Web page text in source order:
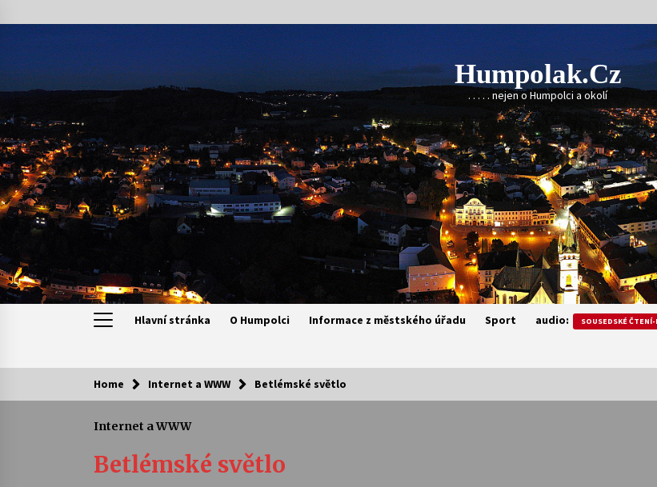
to
content
Humpolak.cz
. . . . . nejen o Humpolci a okolí
Hlavní stránka O Humpolci Informace z městského úřadu Sport audio: SOUSEDSKÉ
Kam za kulturou?
Camerata a Sukuba Ensemble
4. 8. 2026
Home Internet a WWW Betlémské světlo
Internet a WWW
Betlémské světlo